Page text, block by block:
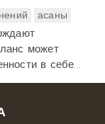
асаны
может
в себе...